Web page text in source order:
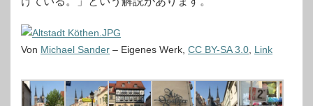
Von Michael Sander – Eigenes Werk CC BY-SA 3.0 Link